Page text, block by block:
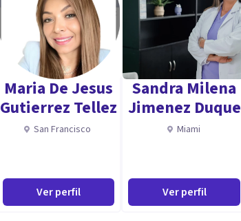
Maria De Jesus
Gutierrez Tellez
San Francisco
Ver perfil
Sandra Milena
Jimenez Duque
Miami
Ver perfil